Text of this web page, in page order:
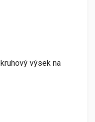
výsek na